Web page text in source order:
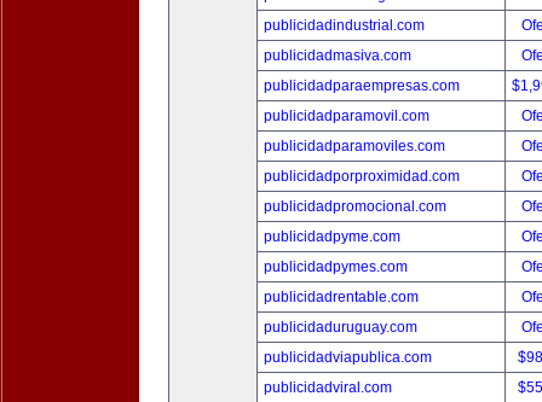
publicidadindustrial.com
publicidadmasiva.com
publicidadparaempresas.com
publicidadparamovil.com
publicidadparamoviles.com
publicidadporproximidad.com
publicidadpromocional.com
publicidadpyme.com
publicidadpymes.com
publicidadrentable.com
publicidaduruguay.com
publicidadviapublica.com
publicidadviral.com